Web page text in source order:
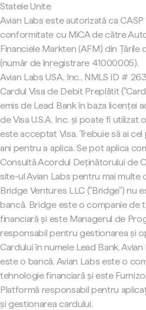
Statele Unite
Avian Labs este autorizată ca CASP
conformitate cu MiCA de către
Financiële Markten (AFM) din Țările
(număr de înregistrare 41000005).
Avian Labs USA, Inc., NMLS ID #
Cardul Visa de Debit Preplătit
emis de Lead Bank în baza licenței
de Visa U.S.A. Inc. și poate fi utilizat
este acceptat Visa. Trebuie să ai cel
ani pentru a aplica. Se pot aplica
Consultă Acordul Deținătorului de
site-ul Avian Labs pentru mai multe
Bridge Ventures LLC ("Bridge") nu
bancă. Bridge este o companie de
financiară și este Managerul de
responsabil pentru gestionarea și
Cardului în numele Lead Bank.
este o bancă. Avian Labs este o
tehnologie financiară și este
Platformă responsabil pentru
și gestionarea cardului.